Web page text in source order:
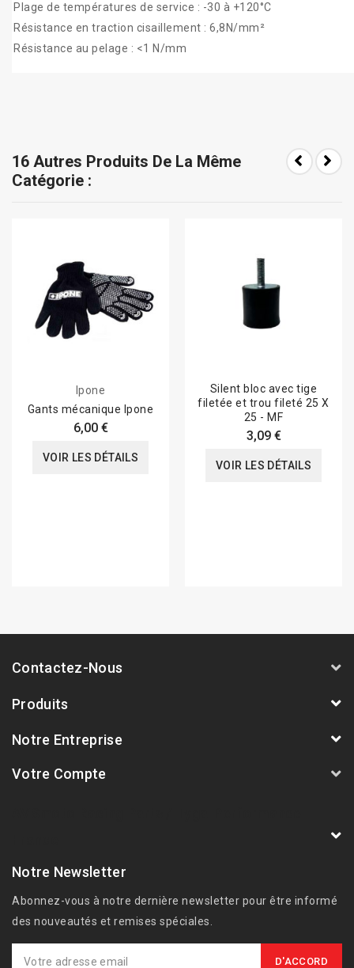
Plage de températures de service : -30 à +120°C
Résistance en traction cisaillement : 6,8N/mm²
Résistance au pelage : <1 N/mm
16 Autres Produits De La Même
Catégorie :
Ipone
Gants mécanique Ipone
6,00 €
VOIR LES DÉTAILS
Silent bloc avec tige
filetée et trou fileté 25 X
25 - MF
3,09 €
VOIR LES DÉTAILS
Contactez-Nous
Produits
Notre Entreprise
Votre Compte
Notre Newsletter
Abonnez-vous à notre dernière newsletter pour être informé
des nouveautés et remises spéciales.